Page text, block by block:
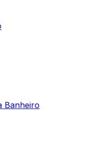
Banheiro